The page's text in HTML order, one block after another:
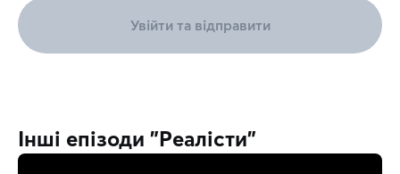
Увійти та відправити
Інші епізоди "Реалісти"